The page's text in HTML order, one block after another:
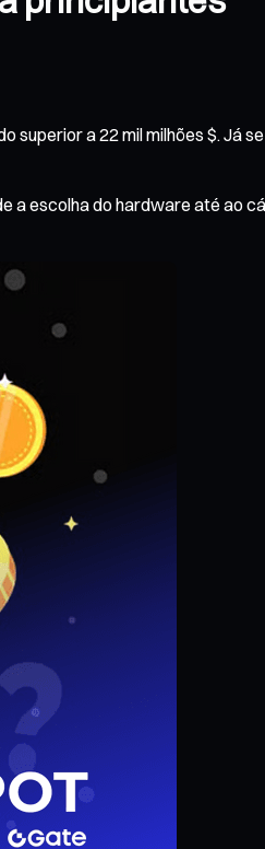
a 22 mil milhões $. Já
a escolha do hardware até ao